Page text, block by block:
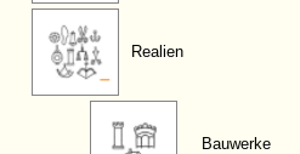
Realien
Bauwerke